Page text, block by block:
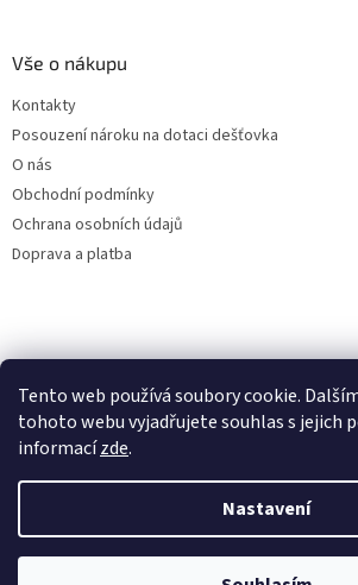
Tento web používá soubory cookie.
tohoto webu vyjadřujete souhlas s jejich
informacízde.
Nastavení
Vše o nákupu
Kontakty
Posouzení nároku na dotaci dešťovka
O nás
Obchodní podmínky
Ochrana osobních údajů
Doprava a platba
Filtry dešťové vody
Vytvořil Shoptet
Online
Začít konverzaci